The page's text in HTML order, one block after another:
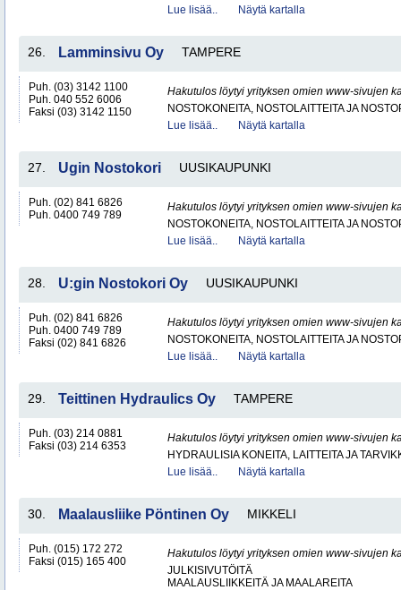
Lue lisää..
Näytä kartalla
26. Lamminsivu Oy TAMPERE
Puh. (03) 3142 1100
Puh. 040 552 6006
Faksi (03) 3142 1150
Hakutulos löytyi yrityksen omien www-sivujen
NOSTOKONEITA, NOSTOLAITTEITA JA
Lue lisää..
Näytä kartalla
27. Ugin Nostokori UUSIKAUPUNKI
Puh. (02) 841 6826
Puh. 0400 749 789
Hakutulos löytyi yrityksen omien www-sivujen
NOSTOKONEITA, NOSTOLAITTEITA JA
Lue lisää..
Näytä kartalla
28. U:gin Nostokori Oy UUSIKAUPUNKI
Puh. (02) 841 6826
Puh. 0400 749 789
Faksi (02) 841 6826
Hakutulos löytyi yrityksen omien www-sivujen
NOSTOKONEITA, NOSTOLAITTEITA JA
Lue lisää..
Näytä kartalla
29. Teittinen Hydraulics Oy TAMPERE
Puh. (03) 214 0881
Faksi (03) 214 6353
Hakutulos löytyi yrityksen omien www-sivujen
HYDRAULISIA KONEITA, LAITTEITA JA
Lue lisää..
Näytä kartalla
30. Maalausliike Pöntinen Oy MIKKELI
Puh. (015) 172 272
Faksi (015) 165 400
Hakutulos löytyi yrityksen omien www-sivujen
JULKISIVUTÖITÄ
MAALAUSLIIKKEITÄ JA MAALAREITA